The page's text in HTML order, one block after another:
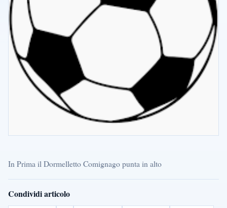
In Prima il Dormelletto Comignago punta in alto
Condividi articolo